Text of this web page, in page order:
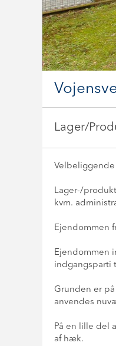
Lager/
Velbeliggende
Lager-/
kvm.
Ejendommen
Ejendommen
indgangsparti
Grunden er
anvendes
På en lille del
af hæk.